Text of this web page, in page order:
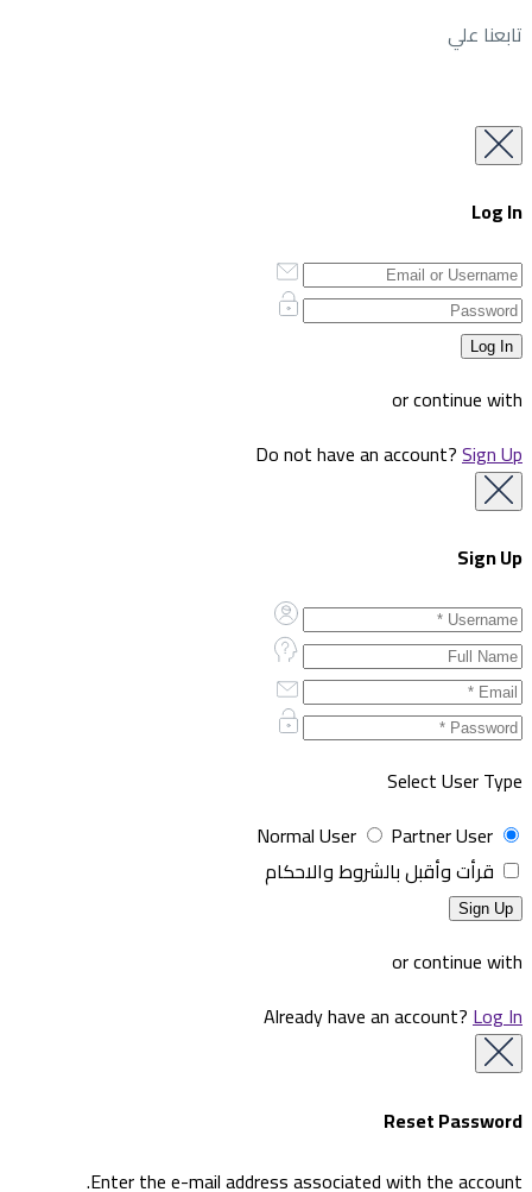
تابعنا علي
Log In
or continue with
Do not have an account?Sign Up
Sign Up
Select User Type
Normal User
Partner User
قرأت وأقبل بالشروط والاحكام
or continue with
Already have an account?Log In
Reset Password
Enter the e-mail address associated with the account.